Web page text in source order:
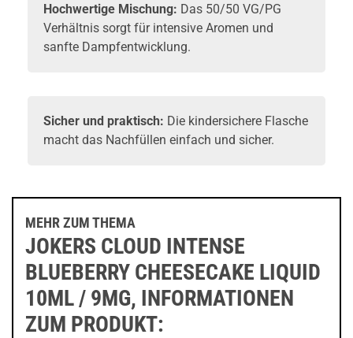
Hochwertige Mischung: Das 50/50 VG/PG
Verhältnis sorgt für intensive Aromen und
sanfte Dampfentwicklung.
Sicher und praktisch: Die kindersichere Flasche
macht das Nachfüllen einfach und sicher.
MEHR ZUM THEMA
JOKERS CLOUD INTENSE
BLUEBERRY CHEESECAKE LIQUID
10ML / 9MG, INFORMATIONEN
ZUM PRODUKT: